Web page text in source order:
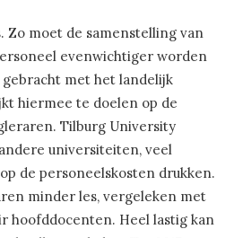
Zo moet de samenstelling van
evenwichtiger worden
met het landelijk
hiermee te doelen op de
Tilburg University
universiteiten, veel
de personeelskosten drukken.
minder les, vergeleken met
hoofddocenten. Heel lastig kan